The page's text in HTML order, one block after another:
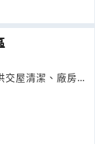
屋清潔、廠房清